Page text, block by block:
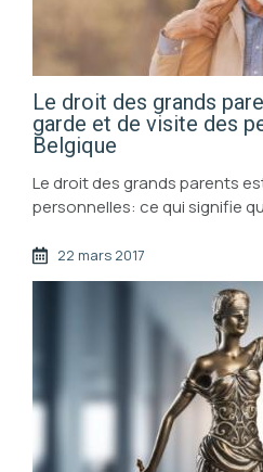
Le droit des grands
garde et de visite des
Belgique
Le droit des grands parents
personnelles: ce qui signifie
l'hébergement principal de ...
22 mars 2017